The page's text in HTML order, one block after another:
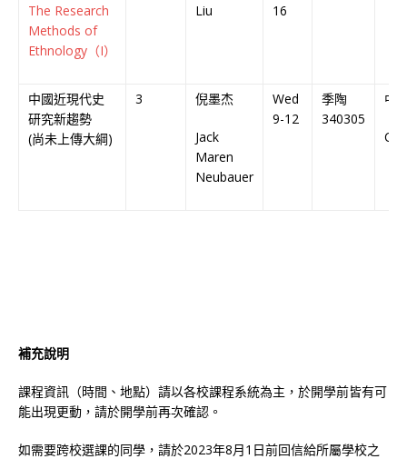
The Research
Methods of
Ethnology（I）
Liu
16
中國近現代史
研究新趨勢
(尚未上傳大綱)
3 倪墨杰
Jack
Maren
Neubauer
Wed
9-12
季陶
340305
中
補充說明
課程資訊（時間、地點）請以各校課程系統為主，於開學前皆有可
能出現更動，請於開學前再次確認。
如需要跨校選課的同學，請於2023年8月1日前回信給所屬學校之